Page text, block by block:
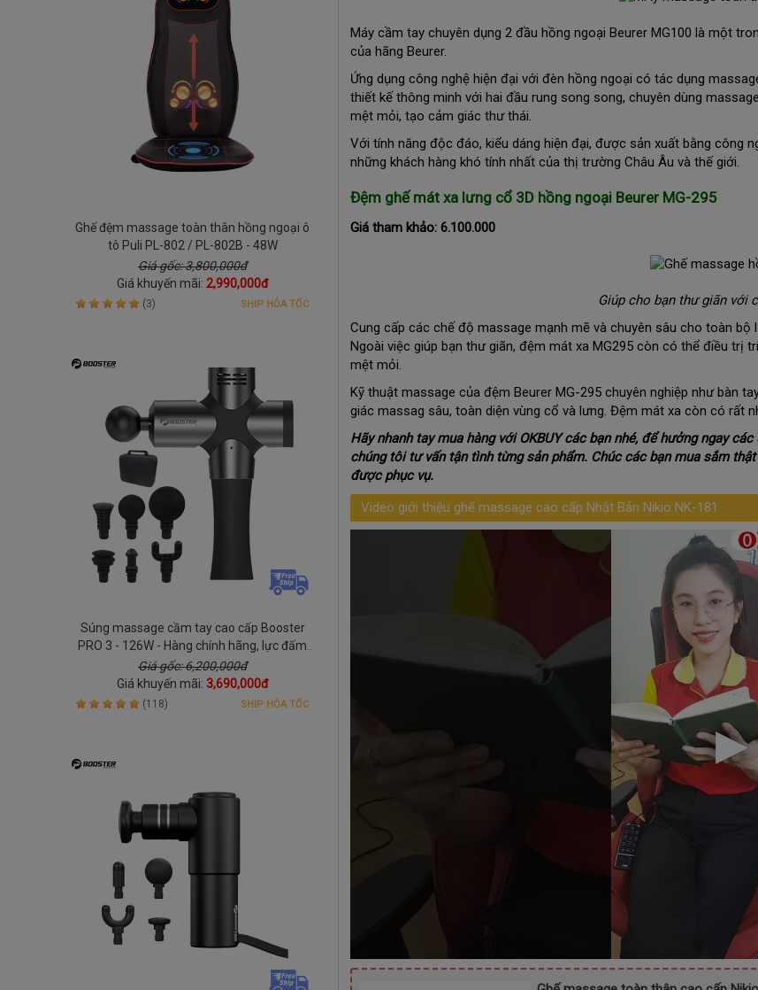
Ghế đệm massage toàn thân hồng ngoại ô
tô Puli PL-802 / PL-802B - 48W
Giá gốc: 3,800,000đ
Giá khuyến mãi: 2,990,000đ
(3) SHIP HỎA TỐC
Súng massage cầm tay cao cấp Booster
PRO 3 - 126W - Hàng chính hãng, lực đấm
mạnh
Giá gốc: 6,200,000đ
Giá khuyến mãi: 3,690,000đ
(118) SHIP HỎA TỐC
Máy cầm tay chuyên dụng 2 đầu hồng ngoại Beurer MG100 là một
của hãng Beurer.
Ứng dụng công nghệ hiện đại với đèn hồng ngoại có tác dụng
thiết kế thông minh với hai đầu rung song song, chuyên dùng
mệt mỏi, tạo cảm giác thư thái.
Với tính năng độc đáo, kiểu dáng hiện đại, được sản xuất bằng công
những khách hàng khó tính nhất của thị trường Châu Âu và thế giới.
Đệm ghế mát xa lưng cổ 3D hồng ngoại Beurer MG-295
Giá tham khảo: 6.100.000
Giúp cho bạn thư giãn với
Cung cấp các chế độ massage mạnh mẽ và chuyên sâu cho toàn
Ngoài việc giúp bạn thư giãn, đệm mát xa MG295 còn có thể điều trị
mệt mỏi.
Kỹ thuật massage của đệm Beurer MG-295 chuyên nghiệp như bàn
giác massag sâu, toàn diện vùng cổ và lưng. Đệm mát xa còn có rất
Hãy nhanh tay mua hàng với OKBUY các bạn nhé, để hưởng ngay
chúng tôi tư vấn tận tình từng sản phẩm. Chúc các bạn mua sắm
được phục vụ.
Video giới thiệu ghế massage cao cấp Nhật Bản Nikio NK-181